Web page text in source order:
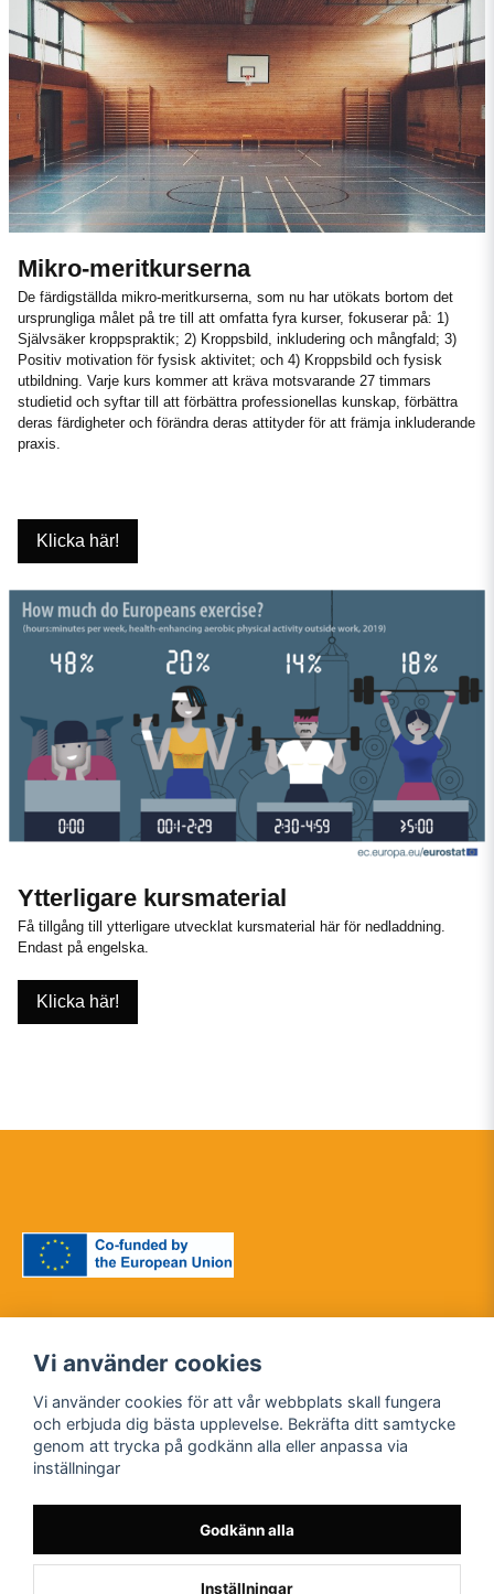
Mikro-meritkurserna
De färdigställda mikro-meritkurserna, som nu har utökats bortom det
ursprungliga målet på tre till att omfatta fyra kurser, fokuserar på: 1)
Självsäker kroppspraktik; 2) Kroppsbild, inkludering och mångfald; 3)
Positiv motivation för fysisk aktivitet; och 4) Kroppsbild och fysisk
utbildning. Varje kurs kommer att kräva motsvarande 27 timmars
studietid och syftar till att förbättra professionellas kunskap, förbättra
deras färdigheter och förändra deras attityder för att främja inkluderande
praxis.
Klicka här!
Ytterligare kursmaterial
Få tillgång till ytterligare utvecklat kursmaterial här för nedladdning.
Endast på engelska.
Klicka här!
2022-1-SE01-KA220-HED-
000088261
Den här publikationen
[kommunikation] återspeglar
endast författarnas åsikter, och
kommissionen kan inte hållas
däri.
Vi använder cookies
Vi använder cookies för att vår webbplats skall fungera
och erbjuda dig bästa upplevelse. Bekräfta ditt samtycke
genom att trycka på godkänn alla eller anpassa via
inställningar
Godkänn alla
Inställningar